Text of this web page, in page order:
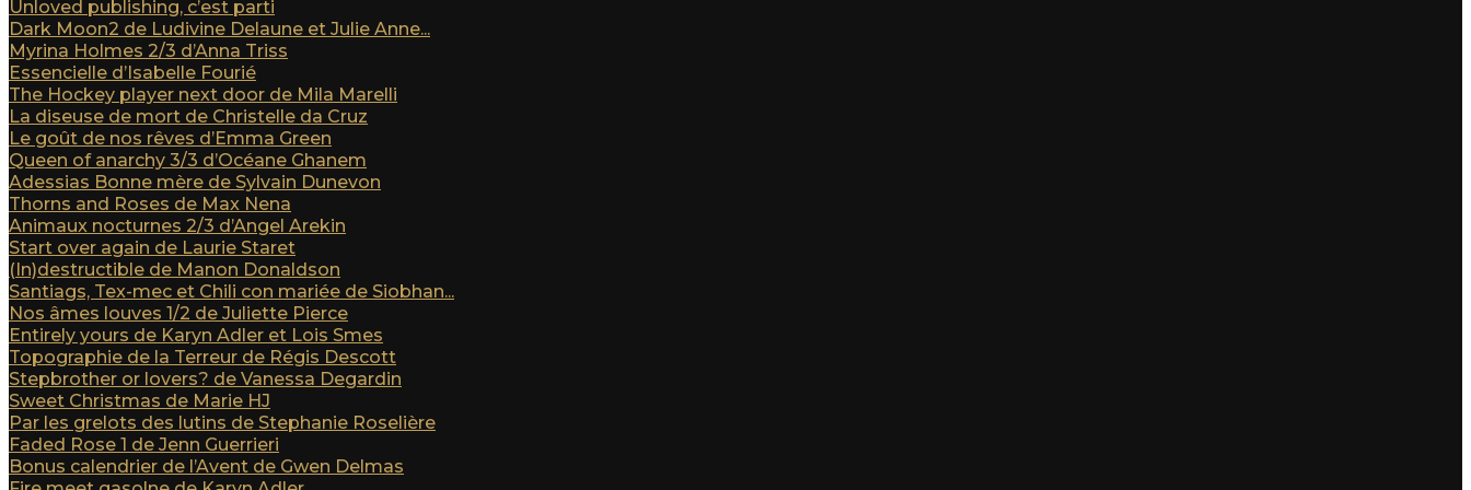
Unloved publishing, c’est parti
Dark Moon2 de Ludivine Delaune et Julie Anne...
Myrina Holmes 2/3 d’Anna Triss
Essencielle d’Isabelle Fourié
The Hockey player next door de Mila Marelli
La diseuse de mort de Christelle da Cruz
Le goût de nos rêves d’Emma Green
Queen of anarchy 3/3 d’Océane Ghanem
Adessias Bonne mère de Sylvain Dunevon
Thorns and Roses de Max Nena
Animaux nocturnes 2/3 d’Angel Arekin
Start over again de Laurie Staret
(In)destructible de Manon Donaldson
Santiags, Tex-mec et Chili con mariée de Siobhan...
Nos âmes louves 1/2 de Juliette Pierce
Entirely yours de Karyn Adler et Lois Smes
Topographie de la Terreur de Régis Descott
Stepbrother or lovers? de Vanessa Degardin
Sweet Christmas de Marie HJ
Par les grelots des lutins de Stephanie Roselière
Faded Rose 1 de Jenn Guerrieri
Bonus calendrier de l’Avent de Gwen Delmas